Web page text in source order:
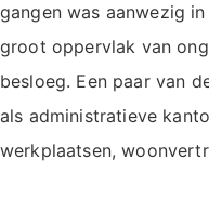
gangen was aanwezig
groot oppervlak van
besloeg. Een paar van
als administratieve
werkplaatsen,